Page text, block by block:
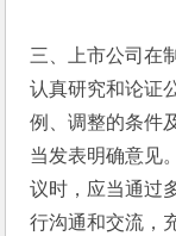
三、上市公司在
认真研究和论证
例、调整的条件
当发表明确意见
议时，应当通过
行沟通和交流，